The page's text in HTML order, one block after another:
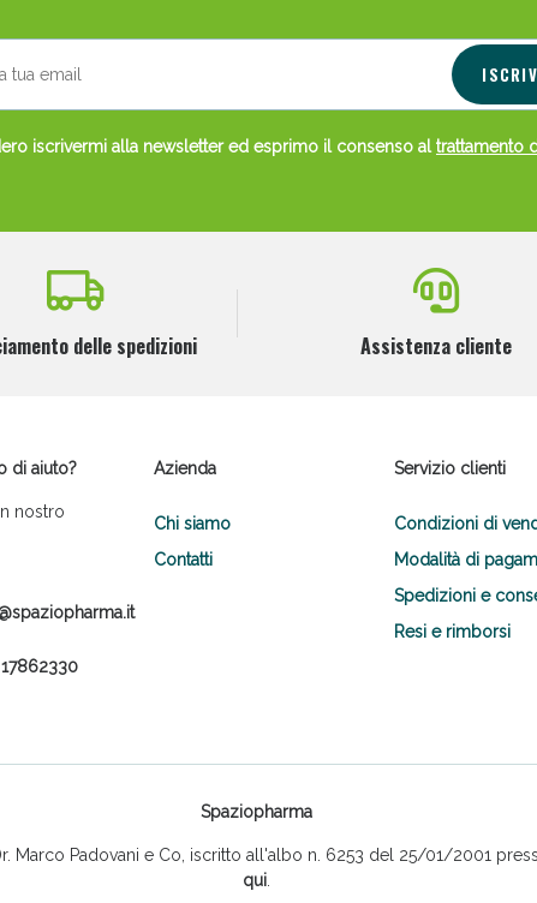
iscrivermi alla newsletter ed esprimo il consenso al trattamento
delle spedizioni Assistenza cliente
di aiuto?
nostro
Azienda
Chi siamo
Contatti
Servizio clienti
Condizioni di
Modalità di
Spedizioni e
Resi e rimborsi
Spaziopharma
Marco Padovani e Co, iscritto all'albo n. 6253 del 25/01/2001
qui.